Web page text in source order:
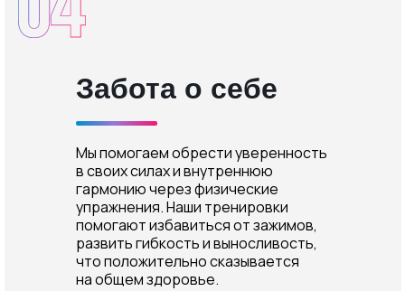
Забота о себе
Мы помогаем обрести уверенность
в своих силах и внутреннюю
гармонию через физические
упражнения. Наши тренировки
помогают избавиться от зажимов,
развить гибкость и выносливость,
что положительно сказывается
на общем здоровье.